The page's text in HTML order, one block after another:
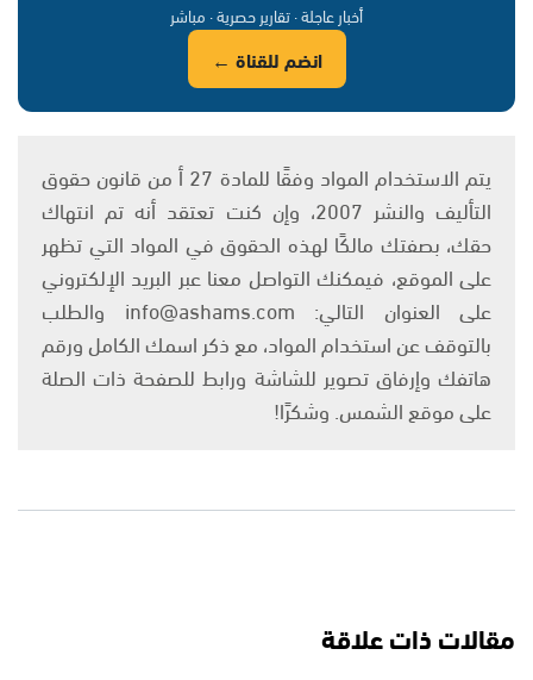
أخبار عاجلة · تقارير حصرية · مباشر
انضم للقناة ←
يتم الاستخدام المواد وفقًا للمادة 27 أ من قانون حقوق
التأليف والنشر 2007، وإن كنت تعتقد أنه تم انتهاك
حقك، بصفتك مالكًا لهذه الحقوق في المواد التي تظهر
على الموقع، فيمكنك التواصل معنا عبر البريد الإلكتروني
على العنوان التالي: info@ashams.com والطلب
بالتوقف عن استخدام المواد، مع ذكر اسمك الكامل ورقم
هاتفك وإرفاق تصوير للشاشة ورابط للصفحة ذات الصلة
على موقع الشمس. وشكرًا!
مقالات ذات علاقة